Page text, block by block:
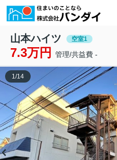
山本ハイツ 空室1
7.3万円 管理/共益費 -
1/14